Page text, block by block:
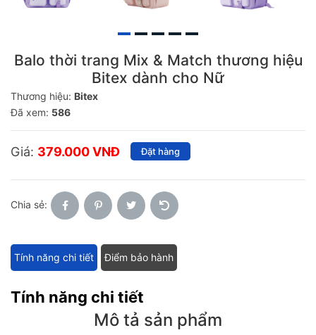
Balo thời trang Mix & Match thương hiệu
Bitex dành cho Nữ
Thương hiệu: Bitex
Đã xem: 586
Giá: 379.000 VNĐ Đặt hàng
Chia sẻ:
Tính năng chi tiết Điểm bảo hành
Tính năng chi tiết
Mô tả sản phẩm